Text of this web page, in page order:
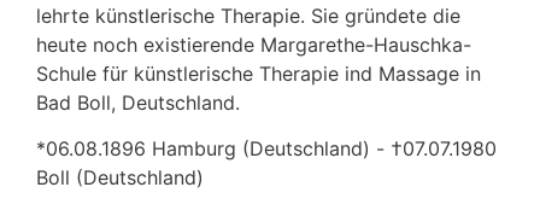
lehrte künstlerische Therapie. Sie gründete die
heute noch existierende Margarethe-Hauschka-
Schule für künstlerische Therapie ind Massage in
Bad Boll, Deutschland.
*06.08.1896 Hamburg (Deutschland) - †07.07.1980
Boll (Deutschland)